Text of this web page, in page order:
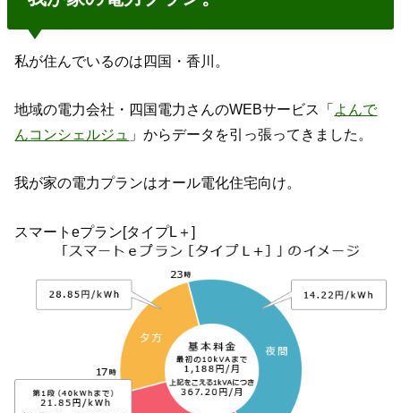
私が住んでいるのは四国・香川。
地域の電力会社・四国電力さんのWEBサービス「よんで
んコンシェルジュ 」からデータを引っ張ってきました。
我が家の電力プランはオール電化住宅向け。
スマートeプラン[タイプL＋]